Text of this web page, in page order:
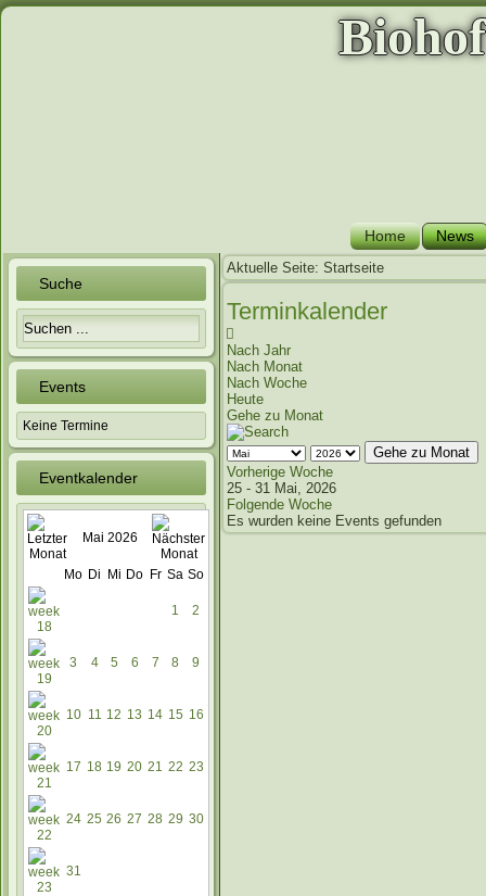
Home News
Suche
Events
Keine Termine
Eventkalender
Mai 2026
Mo Di Mi Do Fr Sa So
1 2
3 4 5 6 7 8 9
10 11 12 13 14 15 16
17 18 19 20 21 22 23
24 25 26 27 28 29 30
31
Aktuelle Seite: Startseite
Terminkalender
Nach Jahr
Nach Monat
Nach Woche
Heute
Gehe zu Monat
Gehe zu Monat
Vorherige Woche
25 - 31 Mai, 2026
Folgende Woche
Es wurden keine Events gefunden